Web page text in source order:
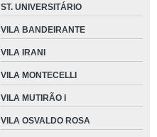
ST. UNIVERSITÁRIO
VILA BANDEIRANTE
VILA IRANI
VILA MONTECELLI
VILA MUTIRÃO I
VILA OSVALDO ROSA